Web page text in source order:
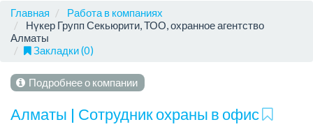
Главная
Работа в компаниях
Нүкер Групп Секьюрити, ТОО, охранное агентство
Алматы
Закладки (0)
Подробнее о компании
Алматы | Сотрудник охраны в офис